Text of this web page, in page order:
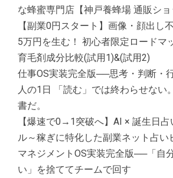
な蜂蜜専門店【神戸養蜂場 通販ショ
【副業0円スタート】画像・顔出し
5万円を生む！ 初心者限定ロードマ
育毛剤成分比較(試用1)&(試用2)
仕事OS実装完全版──思考・判断・
人の1日 「読む」では終わらせない
書だ。
【爆速で0→1突破へ】AI × 誕生日
ル～稼ぎに特化した副業ネット占い
マネジメントOS実装完全版──「自
い」を捨ててチームで回す